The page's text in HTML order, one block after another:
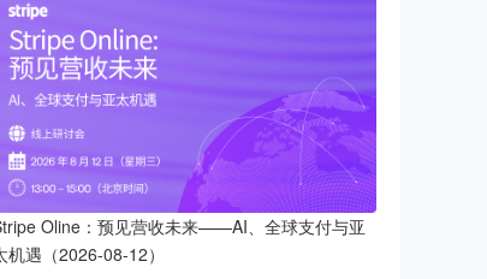
Oline：预见营收未来——AI、全球支付与亚
机遇（2026-08-12）